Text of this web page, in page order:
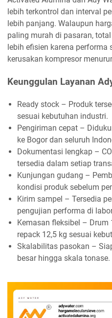
lebih terkontrol dan interval
lebih panjang. Walaupun
paling murah di pasaran,
lebih efisien karena
kerusakan kompresor
Keunggulan Layanan
Ready stock – Produk
sesuai kebutuhan industri.
Pengiriman cepat –
ke Bogor dan seluruh
Dokumentasi lengkap –
tersedia dalam setiap
Kunjungan gudang –
kondisi produk sebelum
Kirim sampel – Tersedia
pengujian performa di
Kemasan fleksibel – Drum
repack 12,5 kg sesuai
Skalabilitas pasokan –
besar hingga skala tonase.